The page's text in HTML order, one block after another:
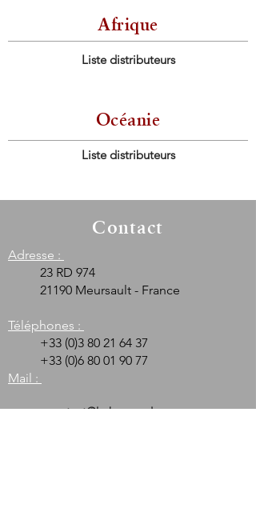
Afrique
Liste distributeurs
Océanie
Liste distributeurs
Contact
Adresse :
23 RD 974
21190 Meursault - France
Téléphones :
+33 (0)3 80 21 64 37
+33 (0)6 80 01 90 77
Mail :
contact@huber-verdereau.com